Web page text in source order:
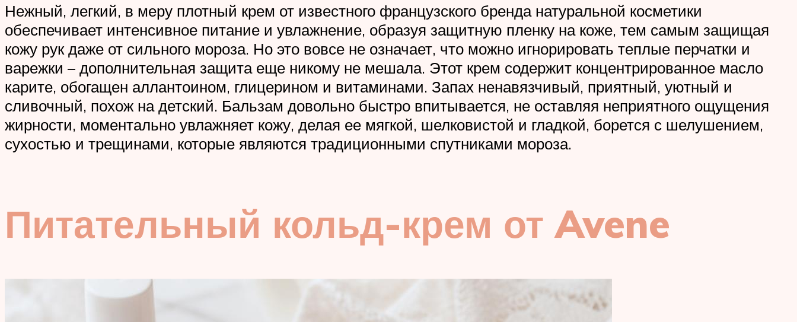
Нежный, легкий, в меру плотный крем от известного французского бренда натуральной косметики
обеспечивает интенсивное питание и увлажнение, образуя защитную пленку на коже, тем самым защищая
кожу рук даже от сильного мороза. Но это вовсе не означает, что можно игнорировать теплые перчатки и
варежки – дополнительная защита еще никому не мешала. Этот крем содержит концентрированное масло
карите, обогащен аллантоином, глицерином и витаминами. Запах ненавязчивый, приятный, уютный и
сливочный, похож на детский. Бальзам довольно быстро впитывается, не оставляя неприятного ощущения
жирности, моментально увлажняет кожу, делая ее мягкой, шелковистой и гладкой, борется с шелушением,
сухостью и трещинами, которые являются традиционными спутниками мороза.
Питательный кольд-крем от Avene